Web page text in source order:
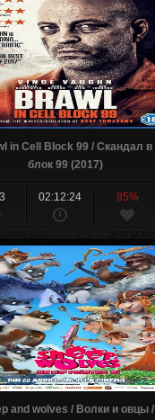
in Cell Block 99 / Скандал в
блок 99 (2017)
02:12:24 85%
and wolves / Волки и овцы /